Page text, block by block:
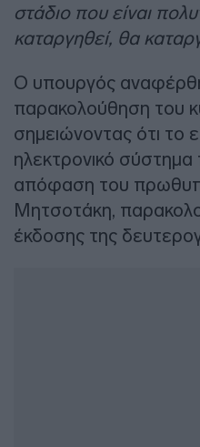
στάδιο που είναι
καταργηθεί, θα
Ο υπουργός
παρακολούθηση του
σημειώνοντας ότι το
ηλεκτρονικό
απόφαση του
Μητσοτάκη,
έκδοσης της